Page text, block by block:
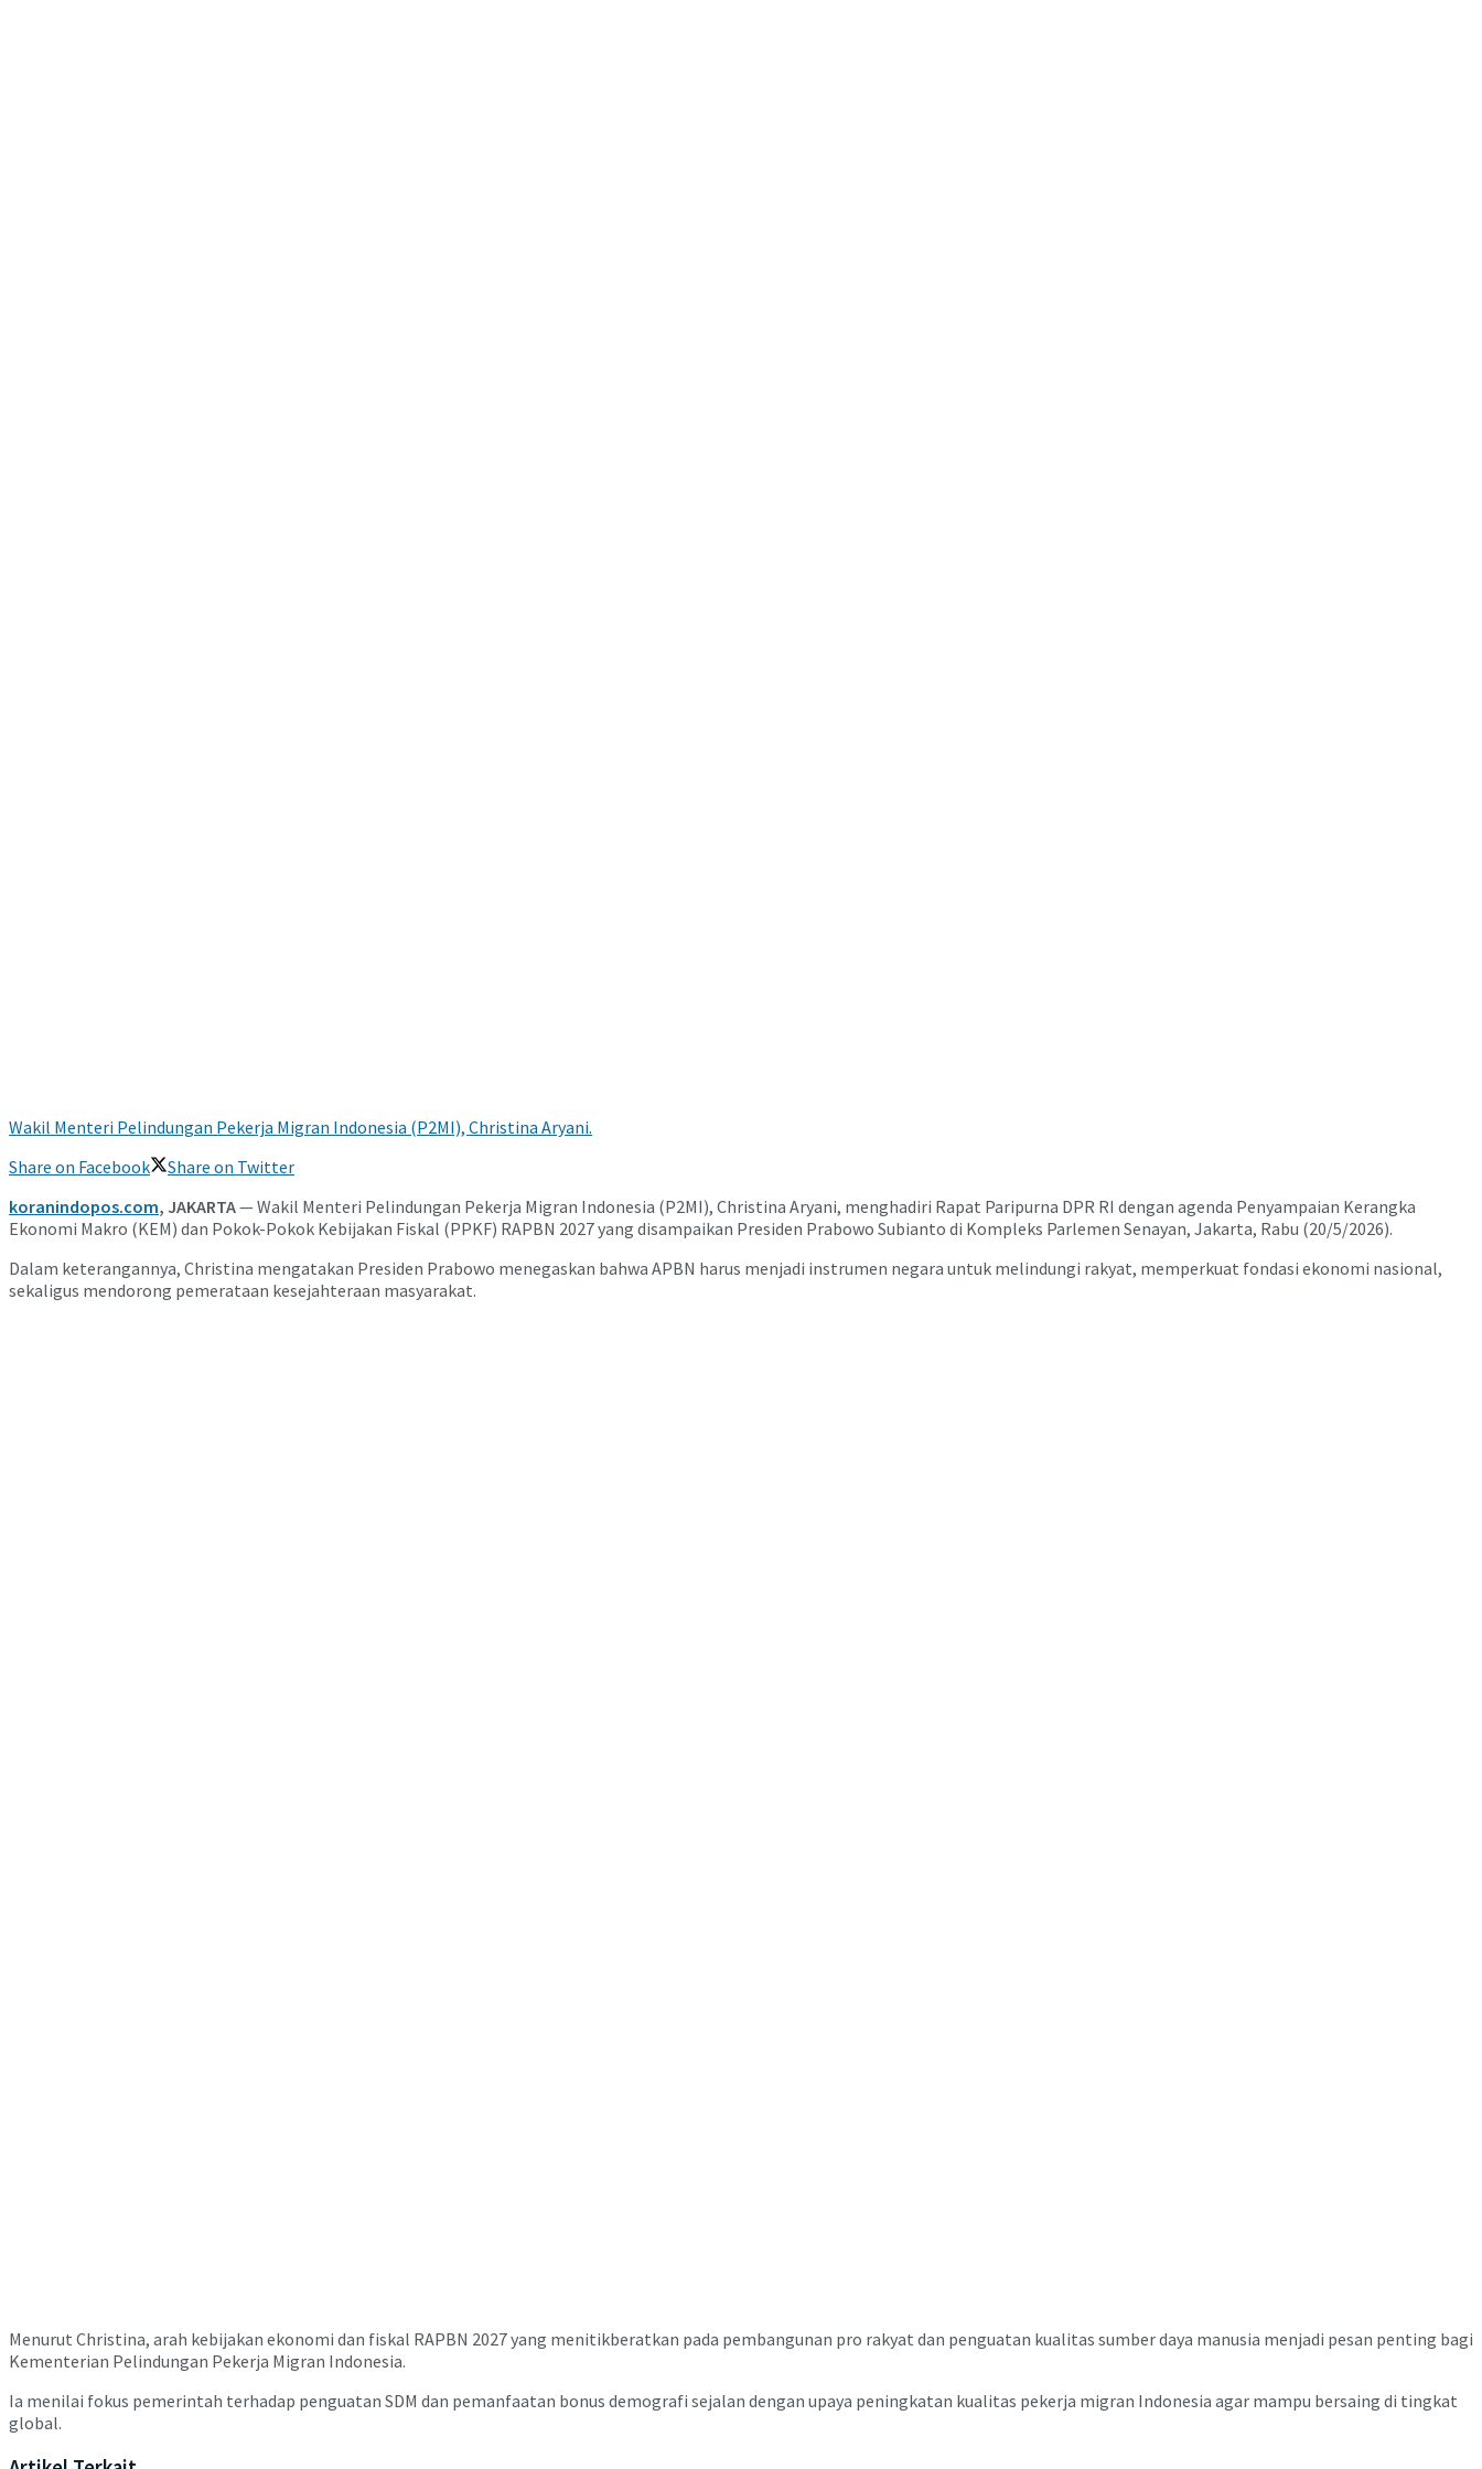
Wakil Menteri Pelindungan Pekerja Migran Indonesia (P2MI), Christina Aryani.
Share on Facebook
Share on Twitter
koranindopos.com, JAKARTA— Wakil Menteri Pelindungan Pekerja Migran Indonesia (P2MI), Christina Aryani, menghadiri Rapat Paripurna DPR RI dengan agenda Penyampaian Kerangka
Ekonomi Makro (KEM) dan Pokok-Pokok Kebijakan Fiskal (PPKF) RAPBN 2027 yang disampaikan Presiden Prabowo Subianto di Kompleks Parlemen Senayan, Jakarta, Rabu (20/5/2026).
Dalam keterangannya, Christina mengatakan Presiden Prabowo menegaskan bahwa APBN harus menjadi instrumen negara untuk melindungi rakyat, memperkuat fondasi ekonomi nasional,
sekaligus mendorong pemerataan kesejahteraan masyarakat.
Menurut Christina, arah kebijakan ekonomi dan fiskal RAPBN 2027 yang menitikberatkan pada pembangunan pro rakyat dan penguatan kualitas sumber daya manusia menjadi pesan penting bagi
Kementerian Pelindungan Pekerja Migran Indonesia.
Ia menilai fokus pemerintah terhadap penguatan SDM dan pemanfaatan bonus demografi sejalan dengan upaya peningkatan kualitas pekerja migran Indonesia agar mampu bersaing di tingkat
global.